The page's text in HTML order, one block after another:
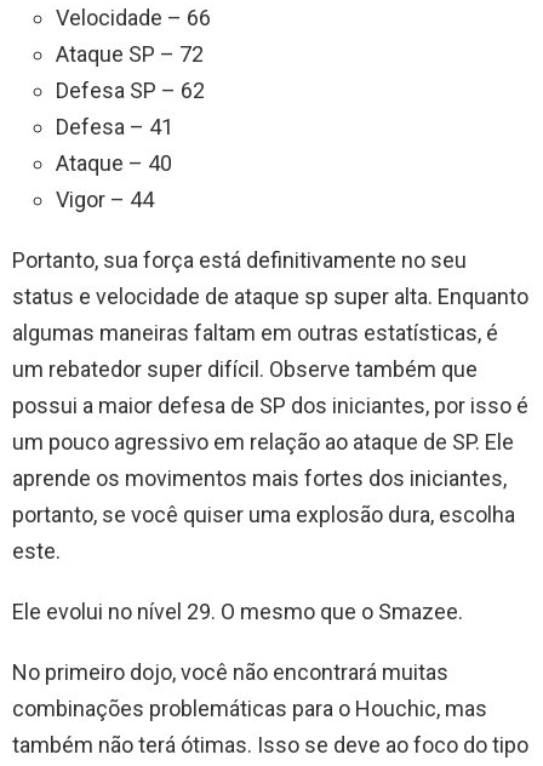
Velocidade – 66
Ataque SP – 72
Defesa SP – 62
Defesa – 41
Ataque – 40
Vigor – 44
Portanto, sua força está definitivamente no seu
status e velocidade de ataque sp super alta. Enquanto
algumas maneiras faltam em outras estatísticas, é
um rebatedor super difícil. Observe também que
possui a maior defesa de SP dos iniciantes, por isso é
um pouco agressivo em relação ao ataque de SP. Ele
aprende os movimentos mais fortes dos iniciantes,
portanto, se você quiser uma explosão dura, escolha
este.
Ele evolui no nível 29. O mesmo que o Smazee.
No primeiro dojo, você não encontrará muitas
combinações problemáticas para o Houchic, mas
também não terá ótimas. Isso se deve ao foco do tipo